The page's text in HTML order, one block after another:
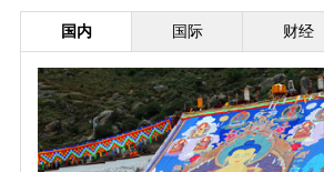
国内 国际 财经